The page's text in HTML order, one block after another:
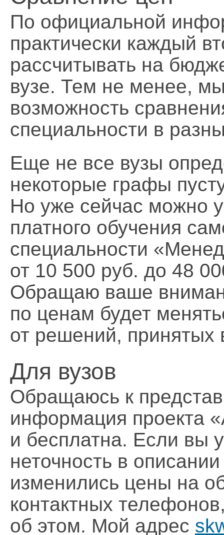
По официальной
практически каждый
рассчитывать на
вузе. Тем не менее,
возможность
специальности в
Еще не все вузы
некоторые графы
Но уже сейчас можно
платного обучения
специальности
от 10 500 руб. до 48
Обращаю ваше
по ценам будет
от решений, принятых
Для вузов
Обращаюсь к
информация проекта
и бесплатна. Если вы
неточность в
изменились цены на
контактных
об этом. Мой адрес